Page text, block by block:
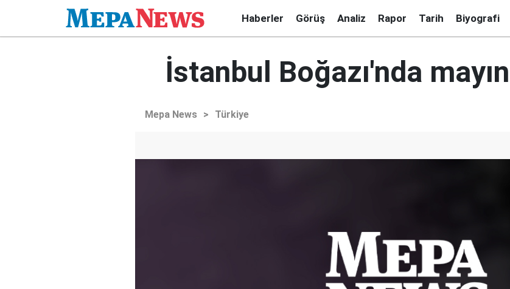
Haberler Görüş Analiz Rapor Tarih Biyografi
İstanbul Boğazı'nda
Mepa News > Türkiye